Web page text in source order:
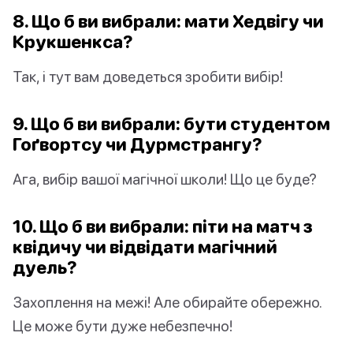
8. Що б ви вибрали: мати Хедвігу чи
Крукшенкса?
Так, і тут вам доведеться зробити вибір!
9. Що б ви вибрали: бути студентом
Гоґвортсу чи Дурмстрангу?
Ага, вибір вашої магічної школи! Що це буде?
10. Що б ви вибрали: піти на матч з
квідичу чи відвідати магічний
дуель?
Захоплення на межі! Але обирайте обережно.
Це може бути дуже небезпечно!